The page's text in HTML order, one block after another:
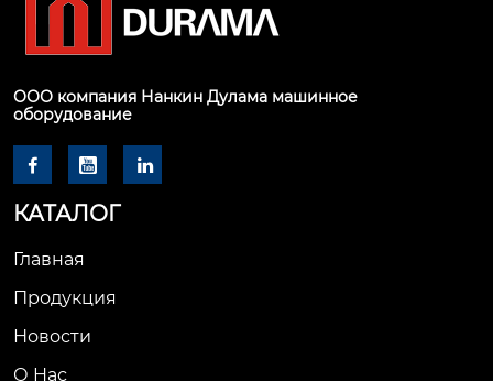
ООО компания Нанкин Дулама машинное
оборудование
  
КАТАЛОГ
Главная
Продукция
Новости
О Hас